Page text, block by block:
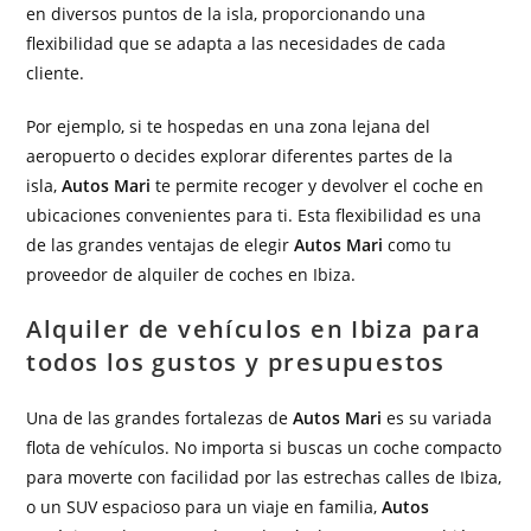
en diversos puntos de la isla, proporcionando una
flexibilidad que se adapta a las necesidades de cada
cliente.
Por ejemplo, si te hospedas en una zona lejana del
aeropuerto o decides explorar diferentes partes de la
isla,Autos Mari te permite recoger y devolver el coche en
ubicaciones convenientes para ti. Esta flexibilidad es una
de las grandes ventajas de elegirAutos Mari como tu
proveedor de alquiler de coches en Ibiza.
Alquiler de vehículos en Ibiza para
todos los gustos y presupuestos
Una de las grandes fortalezas deAutos Mari es su variada
flota de vehículos. No importa si buscas un coche compacto
para moverte con facilidad por las estrechas calles de Ibiza,
o un SUV espacioso para un viaje en familia,Autos